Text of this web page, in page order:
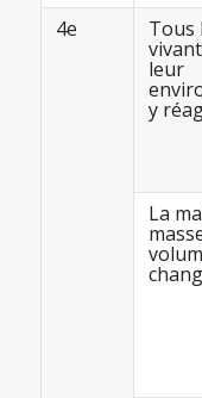
4e
Tous
leur
y
La